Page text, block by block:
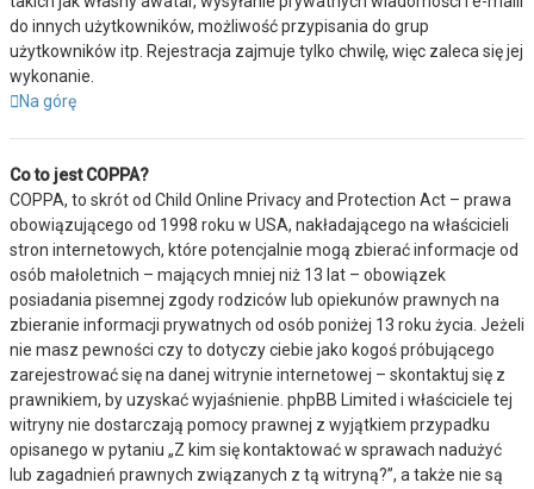
do innych użytkowników, możliwość przypisania do grup
użytkowników itp. Rejestracja zajmuje tylko chwilę, więc zaleca się jej
wykonanie.
Na górę
Co to jest COPPA?
COPPA, to skrót od Child Online Privacy and Protection Act – prawa
obowiązującego od 1998 roku w USA, nakładającego na właścicieli
stron internetowych, które potencjalnie mogą zbierać informacje od
osób małoletnich – mających mniej niż 13 lat – obowiązek
posiadania pisemnej zgody rodziców lub opiekunów prawnych na
zbieranie informacji prywatnych od osób poniżej 13 roku życia. Jeżeli
nie masz pewności czy to dotyczy ciebie jako kogoś próbującego
zarejestrować się na danej witrynie internetowej – skontaktuj się z
prawnikiem, by uzyskać wyjaśnienie. phpBB Limited i właściciele tej
witryny nie dostarczają pomocy prawnej z wyjątkiem przypadku
opisanego w pytaniu „Z kim się kontaktować w sprawach nadużyć
lub zagadnień prawnych związanych z tą witryną?”, a także nie są